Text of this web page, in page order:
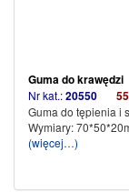
Guma do krawędzi
Nr kat.:20550
Guma do tępienia i
Wymiary:
(więcej…)